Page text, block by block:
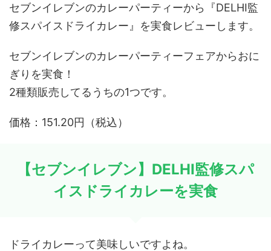
セブンイレブンのカレーパーティーから『DELHI監
修スパイスドライカレー』を実食レビューします。
セブンイレブンのカレーパーティーフェアからおに
ぎりを実食！
2種類販売してるうちの1つです。
価格：151.20円（税込）
【セブンイレブン】DELHI監修スパ
イスドライカレーを実食
ドライカレーって美味しいですよね。